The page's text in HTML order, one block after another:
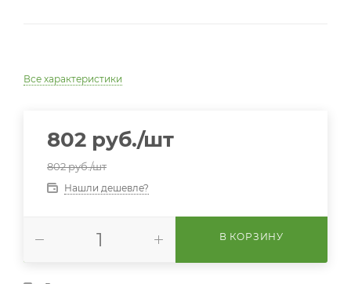
Все характеристики
802 руб./шт
802руб./шт
Нашли дешевле?
В КОРЗИНУ